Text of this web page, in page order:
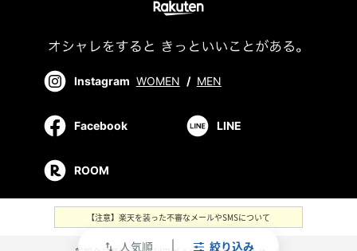
swap_vert 人気順 絞り込み
Instagram WOMEN / MEN
Facebook LINE
ROOM
【注意】楽天を装った不審なメールやSMSについて